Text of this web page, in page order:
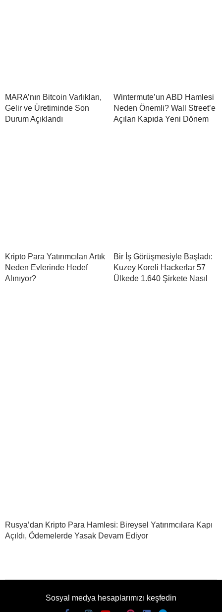
MARA’nın Bitcoin Varlıkları,
Gelir ve Üretiminde Son
Durum Açıklandı
Wintermute’un ABD Hamlesi
Neden Önemli? Wall Street’e
Açılan Kapıda Yeni Dönem
Kripto Para Yatırımcıları Artık
Neden Evlerinde Hedef
Alınıyor?
Bir İş Görüşmesiyle Başladı:
Kuzey Koreli Hackerlar 57
Ülkede 1.640 Şirkete Nasıl
Rusya’dan Kripto Para Hamlesi: Bireysel Yatırımcılara Kapı
Açıldı, Ödemelerde Yasak Devam Ediyor
Sosyal medya hesaplarımızı keşfedin